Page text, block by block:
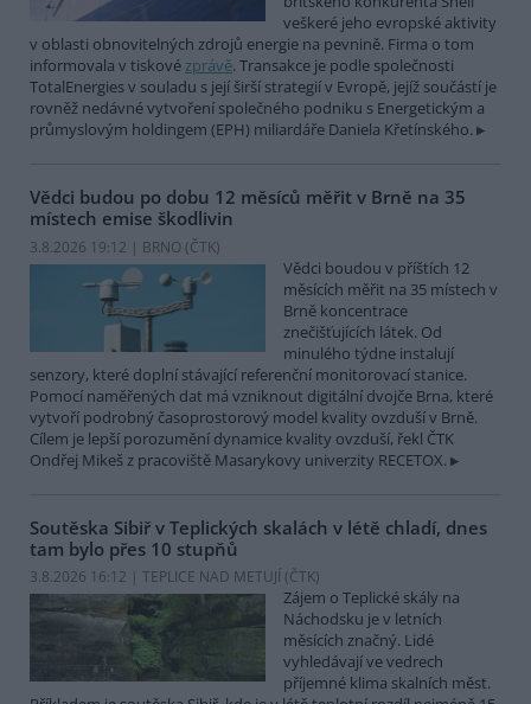
veškeré jeho evropské aktivity
v oblasti obnovitelných zdrojů energie na pevnině. Firma o tom
informovala v tiskovézprávě. Transakce je podle společnosti
TotalEnergies v souladu s její širší strategií v Evropě, jejíž součástí je
rovněž nedávné vytvoření společného podniku s Energetickým a
průmyslovým holdingem (EPH) miliardáře Daniela Křetínského.
Vědci budou po dobu 12 měsíců měřit v Brně na 35
místech emise škodlivin
3.8.2026 19:12 | BRNO (ČTK)
Vědci boudou v příštích 12
měsících měřit na 35 místech v
Brně koncentrace
znečišťujících látek. Od
minulého týdne instalují
senzory, které doplní stávající referenční monitorovací stanice.
Pomocí naměřených dat má vzniknout digitální dvojče Brna, které
vytvoří podrobný časoprostorový model kvality ovzduší v Brně.
Cílem je lepší porozumění dynamice kvality ovzduší, řekl ČTK
Ondřej Mikeš z pracoviště Masarykovy univerzity RECETOX.
Soutěska Sibiř v Teplických skalách v létě chladí, dnes
tam bylo přes 10 stupňů
3.8.2026 16:12 | TEPLICE NAD METUJÍ (ČTK)
Zájem o Teplické skály na
Náchodsku je v letních
měsících značný. Lidé
vyhledávají ve vedrech
příjemné klima skalních měst.